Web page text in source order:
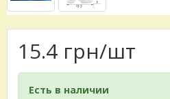
15.4 грн/шт
Есть в наличии